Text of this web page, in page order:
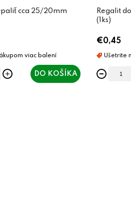
cca 25/20mm
DO KOŠÍKA
Regalit
(1ks)
€0,45